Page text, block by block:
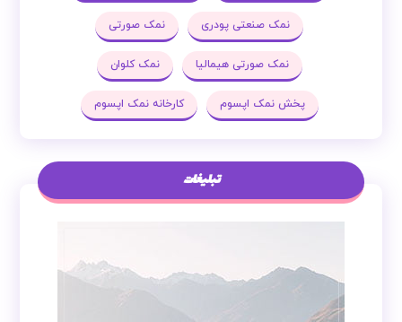
نمک صنعتی پودری نمک صورتی
نمک صورتی هیمالیا نمک کلوان
پخش نمک اپسوم کارخانه نمک اپسوم
تبلیغات